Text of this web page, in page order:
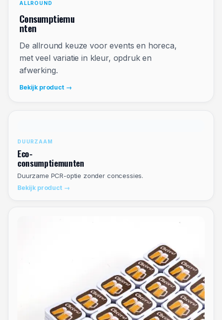
ALLROUND
Consumptiemu
nten
De allround keuze voor events en horeca,
met veel variatie in kleur, opdruk en
afwerking.
Bekijk product
DUURZAAM